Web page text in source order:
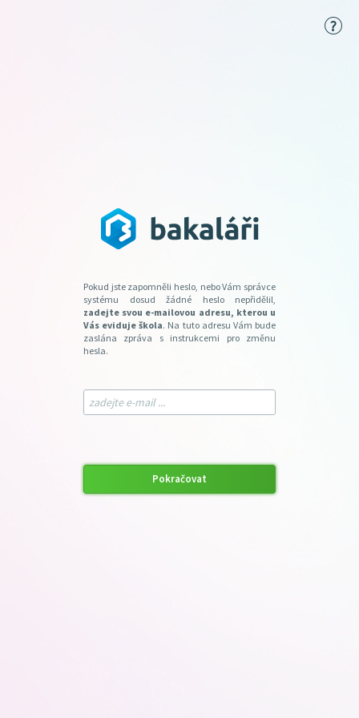
Pokud jste zapomněli heslo, nebo Vám správce
systému dosud žádné heslo nepřidělil,
zadejte svou e-mailovou adresu, kterou u
Vás eviduje škola. Na tuto adresu Vám bude
zaslána zpráva s instrukcemi pro změnu
hesla.
Pokračovat